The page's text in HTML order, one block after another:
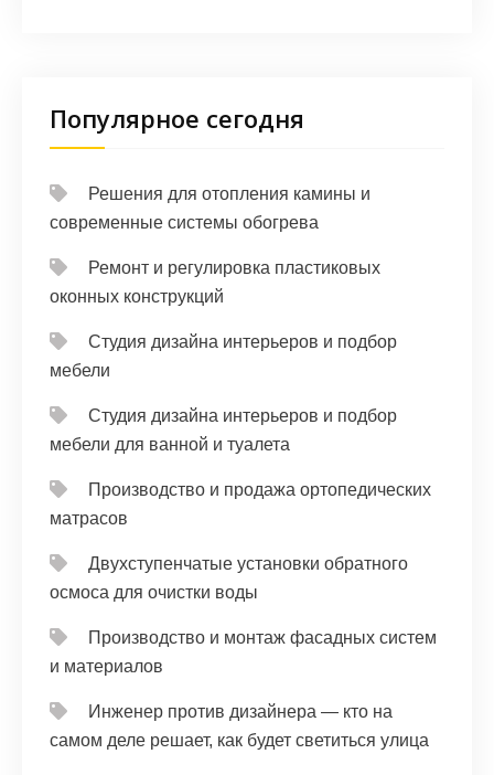
Популярное сегодня
Решения для отопления камины и
современные системы обогрева
Ремонт и регулировка пластиковых
оконных конструкций
Студия дизайна интерьеров и подбор
мебели
Студия дизайна интерьеров и подбор
мебели для ванной и туалета
Производство и продажа ортопедических
матрасов
Двухступенчатые установки обратного
осмоса для очистки воды
Производство и монтаж фасадных систем
и материалов
Инженер против дизайнера — кто на
самом деле решает, как будет светиться улица